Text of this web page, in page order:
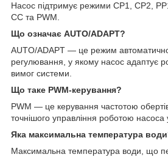
Насос підтримує режими CP1, CP2,
CC та PWM.
Що означає AUTO/ADAPT?
AUTO/ADAPT — це режим
регулювання, у якому насос адаптує
вимог системи.
Що таке PWM-керування?
PWM — це керування частотою
точнішого управління роботою насоса
Яка максимальна температура
Максимальна температура води, що